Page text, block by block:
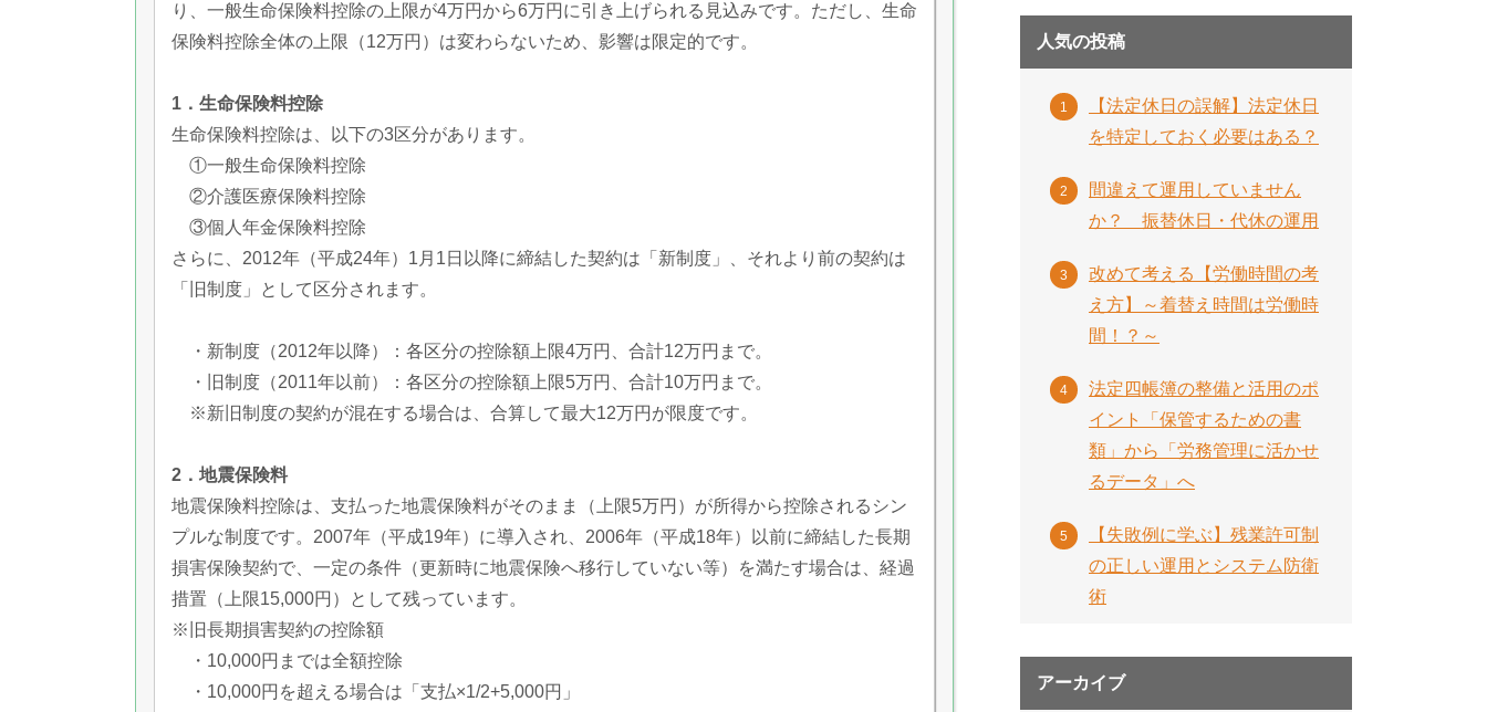
り、一般生命保険料控除の上限が4万円から6万円に引き上げられる見込みです。ただし、生命
保険料控除全体の上限（12万円）は変わらないため、影響は限定的です。
1．生命保険料控除
生命保険料控除は、以下の3区分があります。
①一般生命保険料控除
②介護医療保険料控除
③個人年金保険料控除
さらに、2012年（平成24年）1月1日以降に締結した契約は「新制度」、それより前の契約は
「旧制度」として区分されます。
・新制度（2012年以降）：各区分の控除額上限4万円、合計12万円まで。
・旧制度（2011年以前）：各区分の控除額上限5万円、合計10万円まで。
※新旧制度の契約が混在する場合は、合算して最大12万円が限度です。
2．地震保険料
地震保険料控除は、支払った地震保険料がそのまま（上限5万円）が所得から控除されるシン
プルな制度です。2007年（平成19年）に導入され、2006年（平成18年）以前に締結した長期
損害保険契約で、一定の条件（更新時に地震保険へ移行していない等）を満たす場合は、経過
措置（上限15,000円）として残っています。
※旧長期損害契約の控除額
・10,000円までは全額控除
・10,000円を超える場合は「支払×1/2+5,000円」
人気の投稿
【法定休日の誤解】法定休日
を特定しておく必要はある？
間違えて運用していません
か？ 振替休日・代休の運用
改めて考える【労働時間の考
え方】～着替え時間は労働時
間！？～
法定四帳簿の整備と活用のポ
イント「保管するための書
類」から「労務管理に活かせ
るデータ」へ
【失敗例に学ぶ】残業許可制
の正しい運用とシステム防衛
術
アーカイブ